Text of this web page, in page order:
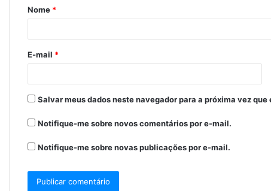
r
*
Nome *
E-mail *
Salvar meus dados neste navegador para a próxima vez que
Notifique-me sobre novos comentários por e-mail.
Notifique-me sobre novas publicações por e-mail.